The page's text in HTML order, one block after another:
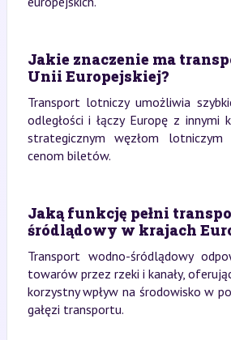
Jakie znaczenie ma
Unii Europejskiej?
Transport lotniczy umożliwia
odległości i łączy Europę z innymi
strategicznym węzłom lotniczym
cenom biletów.
Jaką funkcję pełni
śródlądowy w krajach
Transport wodno-śródlądowy
towarów przez rzeki i kanały,
korzystny wpływ na środowisko w
gałęzi transportu.